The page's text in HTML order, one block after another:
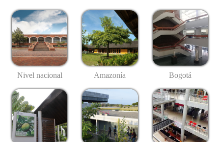
Nivel nacional Amazonía Bogotá